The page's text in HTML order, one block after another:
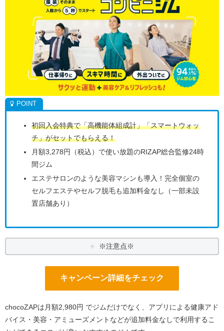
初回入会特典で「高機能体組成計」「スマートウォッ
チ」がセットでもらえる！
月額3,278円（税込）で使い放題のRIZAP総合監修24時
間ジム
エステサロンのような美容マシンも導入！完全個室の
セルフエステやセルフ脱毛も追加料金なし（一部未設
置店舗あり）
※注意点※
キャンペーン詳細をチェック
chocoZAPは月額2,980円 でジムだけでなく、アプリによる健康アド
バイス・美容・アミューズメントなどが追加料金なしで利用するこ